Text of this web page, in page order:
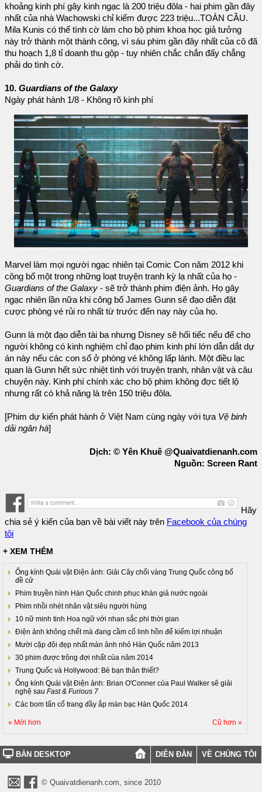
khoảng kinh phí gây kinh ngạc là 200 triệu đôla - hai phim gần đây
nhất của nhà Wachowski chỉ kiếm được 223 triệu...TOÀN CẦU.
Mila Kunis có thể tình cờ làm cho bộ phim khoa học giả tưởng
này trở thành một thành công, vì sáu phim gần đây nhất của cô đã
thu hoạch 1,8 tỉ doanh thu gộp - tuy nhiên chắc chắn đấy chẳng
phải do tình cờ.
10. Guardians of the Galaxy
Ngày phát hành 1/8 - Không rõ kinh phí
Marvel làm mọi người ngạc nhiên tại Comic Con năm 2012 khi
công bố một trong những loạt truyện tranh kỳ lạ nhất của họ -
Guardians of the Galaxy - sẽ trở thành phim điện ảnh. Họ gây
ngạc nhiên lần nữa khi công bố James Gunn sẽ đạo diễn đặt
cược phòng vé rủi ro nhất từ trước đến nay này của họ.
Gunn là một đạo diễn tài ba nhưng Disney sẽ hối tiếc nếu để cho
người không có kinh nghiệm chỉ đạo phim kinh phí lớn dẫn dắt dự
án này nếu các con số ở phòng vé không lấp lánh. Một điều lạc
quan là Gunn hết sức nhiệt tình với truyện tranh, nhân vật và câu
chuyện này. Kinh phí chính xác cho bộ phim không đợc tiết lộ
nhưng rất có khả năng là trên 150 triệu đôla.
[Phim dự kiến phát hành ở Việt Nam cùng ngày với tựa Vệ binh
dải ngân hà]
Dịch: © Yên Khuê @Quaivatdienanh.com
Nguồn: Screen Rant
Hãy
chia sẻ ý kiến của bạn về bài viết này trên Facebook của chúng
tôi
+ XEM THÊM
Ống kính Quái vật Điện ảnh: Giải Cây chổi vàng Trung Quốc công bố
đề cử
Phim truyền hình Hàn Quốc chinh phục khán giả nước ngoài
Phim nhồi nhét nhân vật siêu người hùng
10 nữ minh tinh Hoa ngữ với nhan sắc phi thời gian
Điện ảnh không chết mà đang cầm cố linh hồn để kiếm lợi nhuận
Mười cặp đôi đẹp nhất màn ảnh nhỏ Hàn Quốc năm 2013
30 phim được trông đợi nhất của năm 2014
Trung Quốc và Hollywood: Bè bạn thân thiết?
Ống kính Quái vật Điện ảnh: Brian O'Conner của Paul Walker sẽ giải
nghệ sau Fast & Furious 7
Các bom tấn cổ trang đầy ắp màn bạc Hàn Quốc 2014
« Mới hơn Cũ hơn »
BẢN DESKTOP DIỄN ĐÀN VỀ CHÚNG TÔI
© Quaivatdienanh.com, since 2010